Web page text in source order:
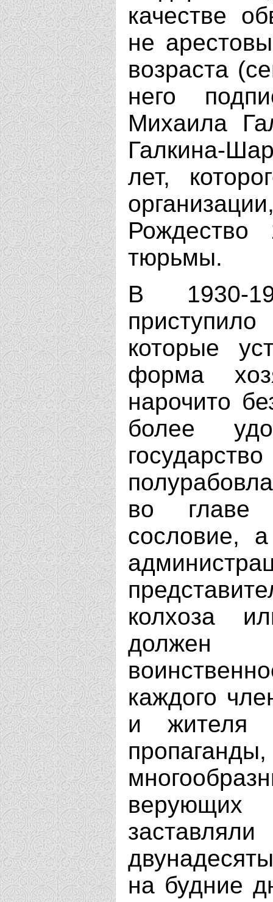
качестве
не
возраста
него
Михаила
Галкина-
лет,
тюрьмы.
В 1930-
которые
форма
нарочито
более
во главе
сословие,
колхоза
должен
каждого
и жителя
верующих
на будние